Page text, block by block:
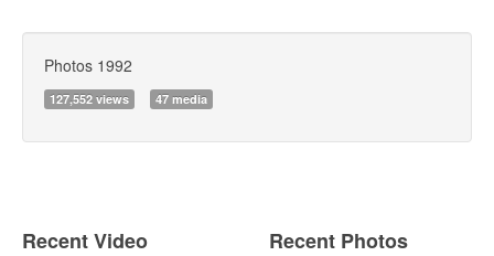
Photos 1992
127,552 views 47 media
Recent Video Recent Photos